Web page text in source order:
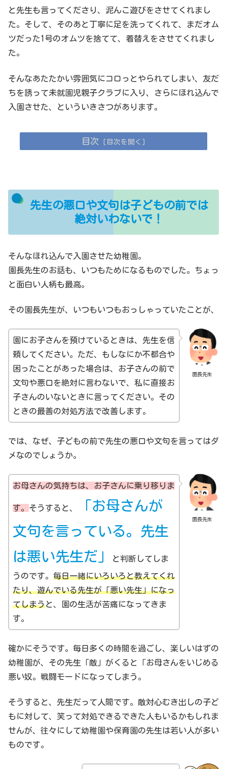
と先生も言ってくださり、泥んこ遊びをさせてくれまし
た。そして、そのあと丁寧に足を洗ってくれて、まだオム
ツだった1号のオムツを捨てて、着替えをさせてくれまし
た。
そんなあたたかい雰囲気にコロっとやられてしまい、友だ
ちを誘って未就園児親子クラブに入り、さらにほれ込んで
入園させた、といういきさつがあります。
目次
先生の悪口や文句は子どもの前では
絶対いわないで！
そんなほれ込んで入園させた幼稚園。
園長先生のお話も、いつもためになるものでした。ちょっ
と面白い人柄も最高。
その園長先生が、いつもいつもおっしゃっていたことが、
園長先生
園にお子さんを預けているときは、先生を信
頼してください。ただ、もしなにか不都合や
困ったことがあった場合は、お子さんの前で
文句や悪口を絶対に言わないで、私に直接お
子さんのいないときに言ってください。その
ときの最善の対処方法で改善します。
では、なぜ、子どもの前で先生の悪口や文句を言ってはダ
メなのでしょうか。
園長先生
お母さんの気持ちは、お子さんに乗り移りま
す。 そうすると、
「お母さんが
文句を言っている。先生
は悪い先生だ」
と判断してしま
うのです。 毎日一緒にいろいろと教えてくれ
たり、遊んでいる先生が「悪い先生」になっ
てしまうと、園の生活が苦痛になってきま
す。
確かにそうです。毎日多くの時間を過ごし、楽しいはずの
幼稚園が、その先生「敵」がくると「お母さんをいじめる
悪い奴。戦闘モードになってしまう。
そうすると、先生だって人間です。敵対心むき出しの子ど
もに対して、笑って対処できるできた人もいるかもしれま
せんが、往々にして幼稚園や保育園の先生は若い人が多い
ものです。